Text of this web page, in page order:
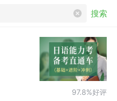
搜索
97.8%好评